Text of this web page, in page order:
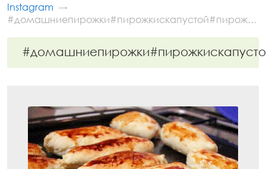
Instagram
#домашниепирожки#пирожкискапустой#пирож…